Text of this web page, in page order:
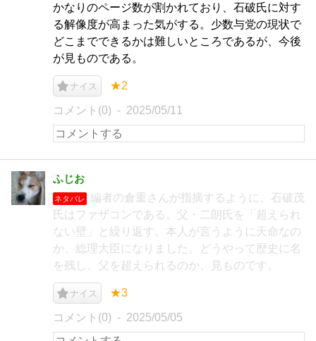
かなりのページ数が割かれており、石破氏に対す
る解像度が高まった気がする。少数与党の現状で
どこまでできるかは難しいところであるが、今後
が見ものである。
ナイス ★2
コメント(0) 2025/05/11
ふじお
ネタバレ
編者の倉重さんが指摘するように、石破茂
氏はファザコンである。父・二朗氏を「超えられ
ない壁」と繰り返す。本人が言うように天命なの
か、総理大臣になりました。どうやって歴史に名
を残し、父を超えられるのか、見ものです。
ナイス ★3
コメント(0) 2025/05/05